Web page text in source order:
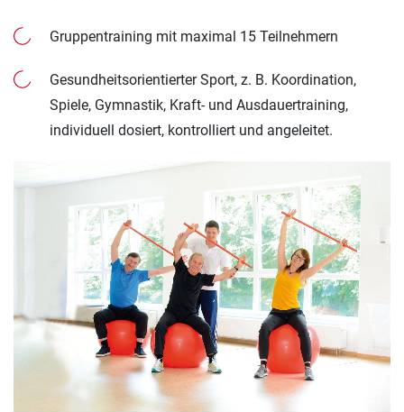
Gruppentraining mit maximal 15 Teilnehmern
Gesundheitsorientierter Sport, z. B. Koordination,
Spiele, Gymnastik, Kraft- und Ausdauertraining,
individuell dosiert, kontrolliert und angeleitet.